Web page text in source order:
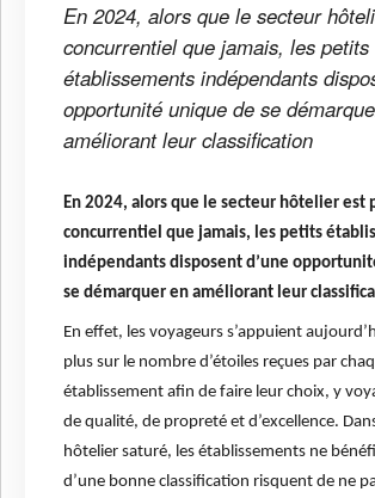
En 2024, alors que le secteur
concurrentiel que jamais, les petits
établissements indépendants
opportunité unique de se
améliorant leur classification
En 2024, alors que le secteur hôtelier est
concurrentiel que jamais, les petits
indépendants disposent d’une
se démarquer en améliorant leur
En effet, les voyageurs s’appuient
plus sur le nombre d’étoiles reçues par
établissement afin de faire leur choix, y
de qualité, de propreté et d’excellence.
hôtelier saturé, les établissements ne
d’une bonne classification risquent de ne